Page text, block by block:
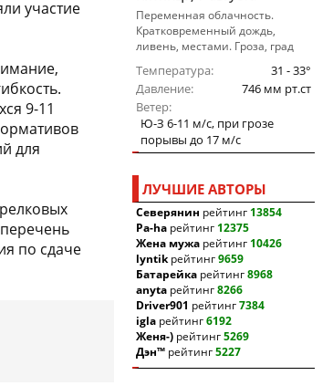
участие
9-11
для
по сдаче
Переменная облачность.
Кратковременный дождь,
ливень, местами. Гроза, град
Температура
31 - 33°
Давление
746 мм рт.ст
Ветер
Ю-З 6-11 м/c, при грозе
порывы до 17 м/c
ЛУЧШИЕ АВТОРЫ
Северянин рейтинг 13854
Pa-ha рейтинг 12375
Жена мужа рейтинг 10426
lyntikрейтинг9659
Батарейка рейтинг8968
anyta рейтинг8266
Driver901 рейтинг7384
igla рейтинг6192
Женя-) рейтинг5269
Дэн™ рейтинг5227